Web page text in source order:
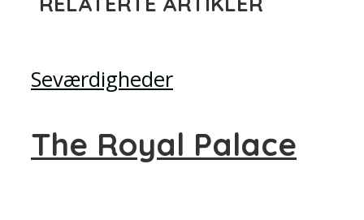
Seværdigheder
The Royal Palace